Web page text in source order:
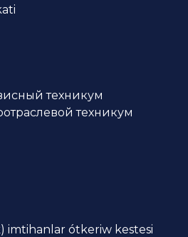
техникум
техникум
imtihanlar ótkeriw kestesi